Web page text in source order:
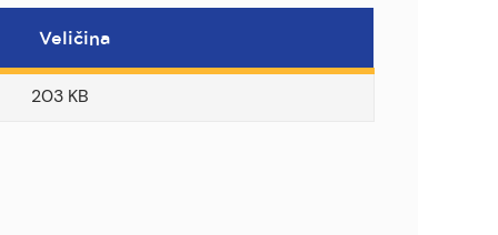
Veličina
203 KB